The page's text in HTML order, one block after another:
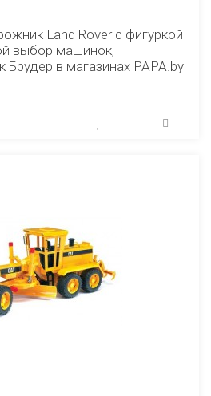
Land Rover с фигуркой
выбор машинок,
Брудер в магазинах PAPA.by